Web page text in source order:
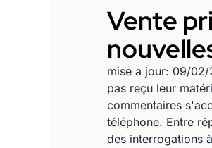
Vente
mise a jour: 09/02/
pas reçu leur
commentaires
téléphone. Entre
des interrogations